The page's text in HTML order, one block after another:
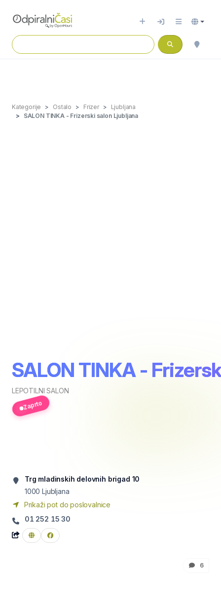
Kategorije Ostalo Frizer
Ljubljana
SALON TINKA - Frizerski salon Ljubljana
SALON TINKA -
LEPOTILNI SALON
Zaprto
Trg mladinskih delovnih brigad 10
1000 Ljubljana
Prikaži pot do poslovalnice
01 252 15 30
6